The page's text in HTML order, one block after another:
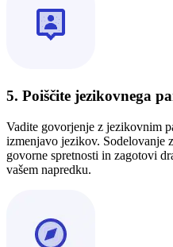
5. Poiščite jezikovnega
Vadite govorjenje z jezikovnim
izmenjavo jezikov. Sodelovanje
govorne spretnosti in zagotovi
vašem napredku.